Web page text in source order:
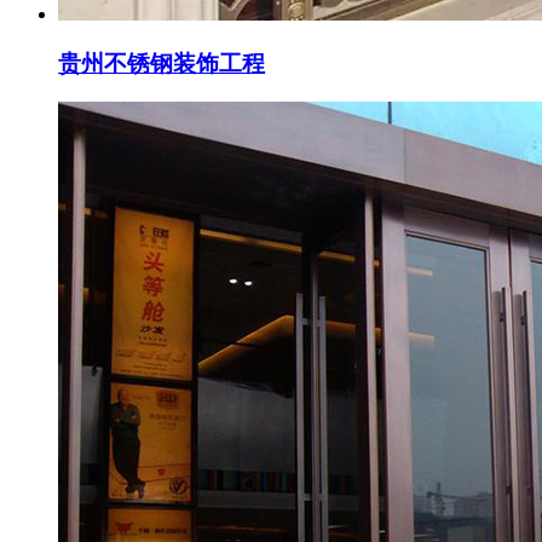
贵州不锈钢装饰工程